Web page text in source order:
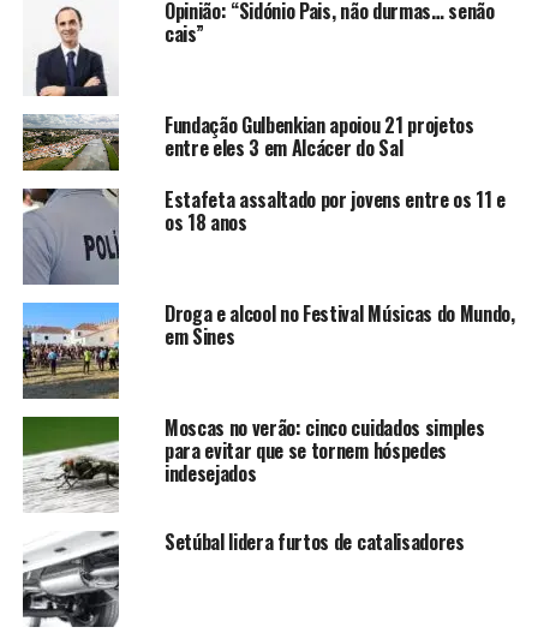
Opinião: “Sidónio Pais, não durmas… senão
cais”
Fundação Gulbenkian apoiou 21 projetos
entre eles 3 em Alcácer do Sal
Estafeta assaltado por jovens entre os 11 e
os 18 anos
Droga e alcool no Festival Músicas do Mundo,
em Sines
Moscas no verão: cinco cuidados simples
para evitar que se tornem hóspedes
indesejados
Setúbal lidera furtos de catalisadores